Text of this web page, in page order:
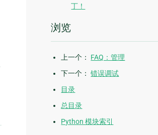
丁！
浏览
上一个： FAQ：管理
下一个：错误调试
目录
总目录
Python 模块索引